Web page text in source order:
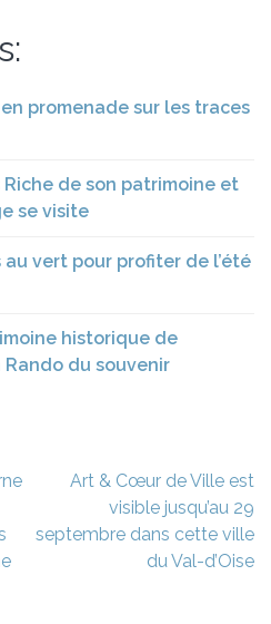
promenade sur les traces
de son patrimoine et
se visite
vert pour profiter de l’été
historique de
du souvenir
Art & Cœur de Ville est
visible jusqu’au 29
septembre dans cette ville
du Val-d’Oise